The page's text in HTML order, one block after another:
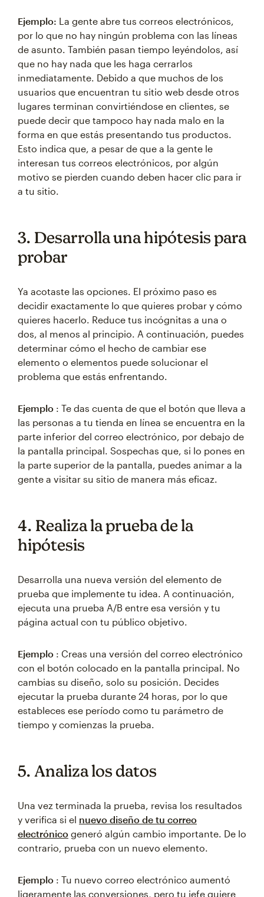
Ejemplo: La gente abre tus correos electrónicos,
por lo que no hay ningún problema con las líneas
de asunto. También pasan tiempo leyéndolos, así
que no hay nada que les haga cerrarlos
inmediatamente. Debido a que muchos de los
usuarios que encuentran tu sitio web desde otros
lugares terminan convirtiéndose en clientes, se
puede decir que tampoco hay nada malo en la
forma en que estás presentando tus productos.
Esto indica que, a pesar de que a la gente le
interesan tus correos electrónicos, por algún
motivo se pierden cuando deben hacer clic para ir
a tu sitio.
3. Desarrolla una hipótesis para
probar
Ya acotaste las opciones. El próximo paso es
decidir exactamente lo que quieres probar y cómo
quieres hacerlo. Reduce tus incógnitas a una o
dos, al menos al principio. A continuación, puedes
determinar cómo el hecho de cambiar ese
elemento o elementos puede solucionar el
problema que estás enfrentando.
Ejemplo : Te das cuenta de que el botón que lleva a
las personas a tu tienda en línea se encuentra en la
parte inferior del correo electrónico, por debajo de
la pantalla principal. Sospechas que, si lo pones en
la parte superior de la pantalla, puedes animar a la
gente a visitar su sitio de manera más eficaz.
4. Realiza la prueba de la
hipótesis
Desarrolla una nueva versión del elemento de
prueba que implemente tu idea. A continuación,
ejecuta una prueba A/B entre esa versión y tu
página actual con tu público objetivo.
Ejemplo : Creas una versión del correo electrónico
con el botón colocado en la pantalla principal. No
cambias su diseño, solo su posición. Decides
ejecutar la prueba durante 24 horas, por lo que
estableces ese período como tu parámetro de
tiempo y comienzas la prueba.
5. Analiza los datos
Una vez terminada la prueba, revisa los resultados
y verifica si el nuevo diseño de tu correo
electrónico generó algún cambio importante. De lo
contrario, prueba con un nuevo elemento.
Ejemplo : Tu nuevo correo electrónico aumentó
ligeramente las conversiones, pero tu jefe quiere